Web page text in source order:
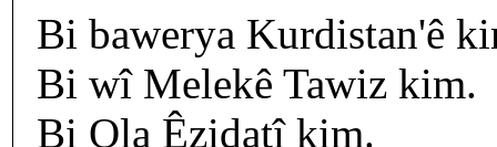
Bi bawerya Kurdistan'ê
Bi wî Melekê Tawiz kim.
Bi Ola Êzidatî kim.